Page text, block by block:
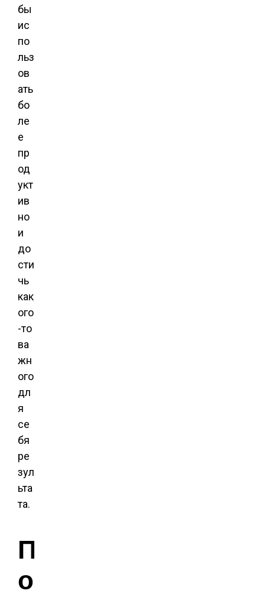
бы
ис
по
льз
ов
ать
бо
ле
е
пр
од
укт
ив
но
и
до
сти
чь
как
ого
-то
ва
жн
ого
дл
я
се
бя
ре
зул
ьта
та.
П
о